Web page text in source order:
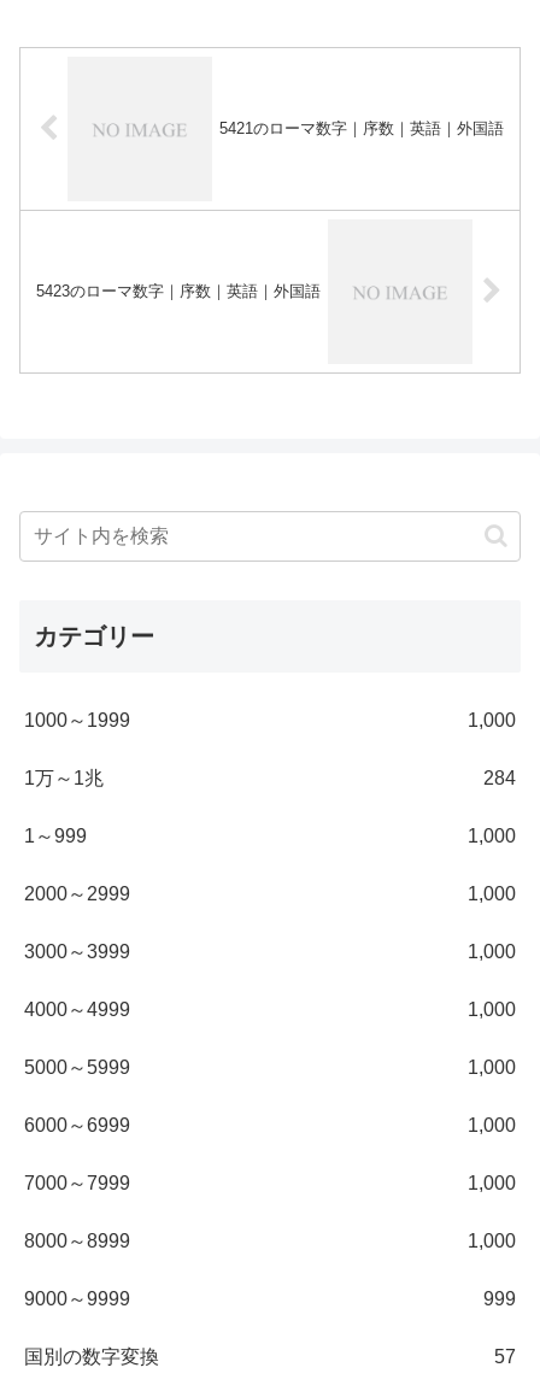
5421のローマ数字｜序数｜英語｜外国語
5423のローマ数字｜序数｜英語｜外国語
カテゴリー
1000～1999 1,000
1万～1兆 284
1～999 1,000
2000～2999 1,000
3000～3999 1,000
4000～4999 1,000
5000～5999 1,000
6000～6999 1,000
7000～7999 1,000
8000～8999 1,000
9000～9999 999
国別の数字変換 57